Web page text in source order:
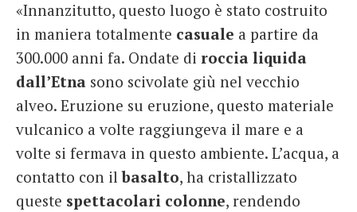
«Innanzitutto, questo luogo è stato costruito
in maniera totalmente casuale a partire da
300.000 anni fa. Ondate di roccia liquida
dall’Etna sono scivolate giù nel vecchio
alveo. Eruzione su eruzione, questo materiale
vulcanico a volte raggiungeva il mare e a
volte si fermava in questo ambiente. L’acqua, a
contatto con ilbasalto, ha cristallizzato
queste spettacolari colonne, rendendo